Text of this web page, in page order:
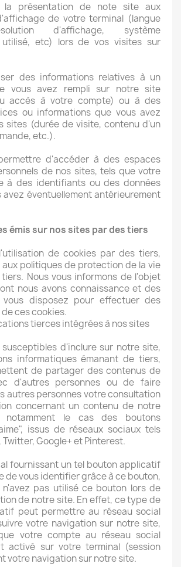
présentation de note site aux
de votre terminal (langue
d'affichage, système
utilisé, etc) lors de vos visites sur
des informations relatives à un
vous avez rempli sur notre site
accès à votre compte) ou à des
ou informations que vous avez
sites (durée de visite, contenu d'un
etc.).
d'accéder à des espaces
de nos sites, tels que votre
à des identifiants ou des données
avez éventuellement antérieurement
émis sur nos sites par des tiers
de cookies par des tiers,
aux politiques de protection de la vie
Nous vous informons de l'objet
nous avons connaissance et des
vous disposez pour effectuer des
ces cookies.
tierces intégrées à nos sites
susceptibles d'inclure sur notre site,
informatiques émanant de tiers,
de partager des contenus de
d'autres personnes ou de faire
autres personnes votre consultation
concernant un contenu de notre
le cas des boutons
issus de réseaux sociaux tels
Twitter, Google+ et Pinterest.
fournissant un tel bouton applicatif
de vous identifier grâce à ce bouton,
n'avez pas utilisé ce bouton lors de
de notre site. En effet, ce type de
peut permettre au réseau social
votre navigation sur notre site,
votre compte au réseau social
activé sur votre terminal (session
votre navigation sur notre site.